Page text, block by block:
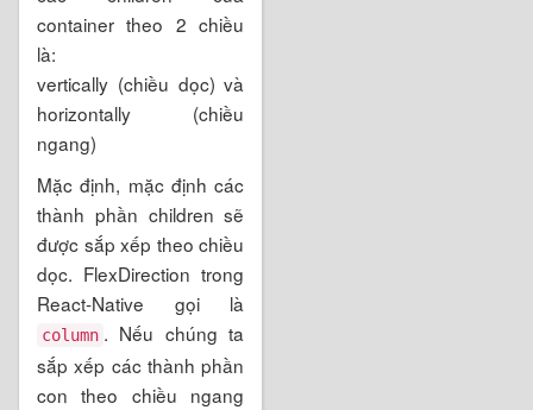
container theo 2 chiều
là:
vertically (chiều dọc) và
horizontally (chiều
ngang)
Mặc định, mặc định các
thành phần children sẽ
được sắp xếp theo chiều
dọc. FlexDirection trong
React-Native gọi là
column . Nếu chúng ta
sắp xếp các thành phần
con theo chiều ngang